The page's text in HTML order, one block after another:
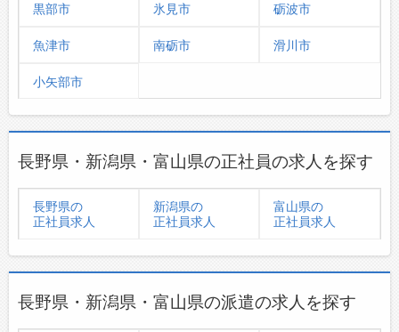
黒部市 氷見市 砺波市
魚津市 南砺市 滑川市
小矢部市
長野県・新潟県・富山県の正社員の求人を探す
長野県の
正社員求人
新潟県の
正社員求人
富山県の
正社員求人
長野県・新潟県・富山県の派遣の求人を探す